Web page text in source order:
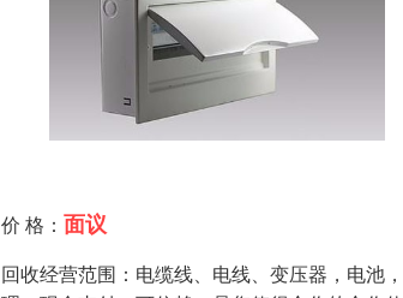
价 格： 面议
回收经营范围：电缆线、电线、变压器，电池